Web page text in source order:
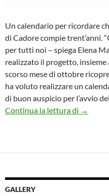
Un calendario per ricordare
di Cadore compie trent’anni.
per tutti noi – spiega Elena
realizzato il progetto, insieme
scorso mese di ottobre
ha voluto realizzare un
di buon auspicio per l’avvio
Continua la lettura di →
GALLERY